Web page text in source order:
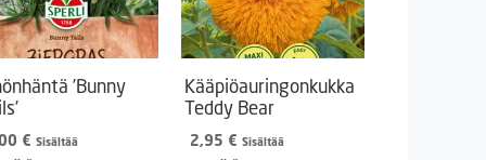
’Bunny
€ Sisältää
Kääpiöauringonkukka
Teddy Bear
2,95 € Sisältää